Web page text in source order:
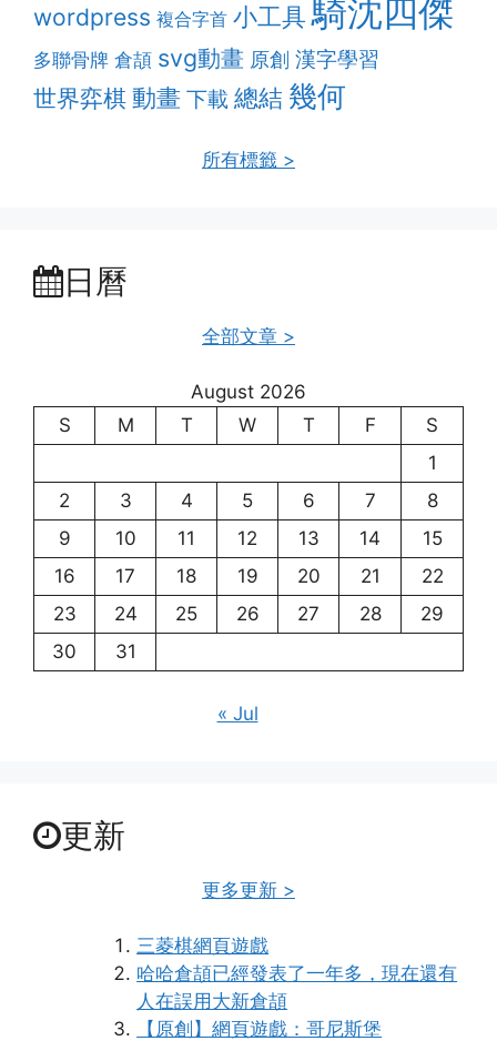
wordpress 複合字首 小工具 騎沈四傑
多聯骨牌 倉頡 svg動畫 原創 漢字學習
世界弈棋 動畫 下載 總結 幾何
所有標籤 >
日曆
全部文章 >
August 2026
S
M T W T F
S
1
2
3 4 5 6 7
8
9
10 11 12 13 14
15
16
17 18 19 20 21
22
23
24 25 26 27 28
29
30
31
« Jul
更新
更多更新 >
三菱棋網頁遊戲
哈哈倉頡已經發表了一年多，現在還有
人在誤用大新倉頡
【原創】網頁遊戲：哥尼斯堡